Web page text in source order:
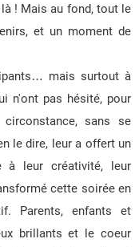
! Mais au fond, tout le
et un moment de
mais surtout à
n'ont pas hésité, pour
sans se
le dire, leur a offert un
à leur créativité, leur
cette soirée en
Parents, enfants et
brillants et le coeur